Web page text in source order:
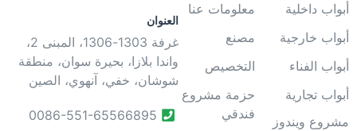
داخلية
خارجية
الفناء
تجارية
ويندوز
معلومات عنا
مصنع
التخصيص
حزمة مشروع
فندقي
العنوان
غرفة 1303-1306، المبنى 2،
واندا بلازا، بحيرة سوان، منطقة
شوشان، خفي، آنهوي، الصين
0086-551-65566895